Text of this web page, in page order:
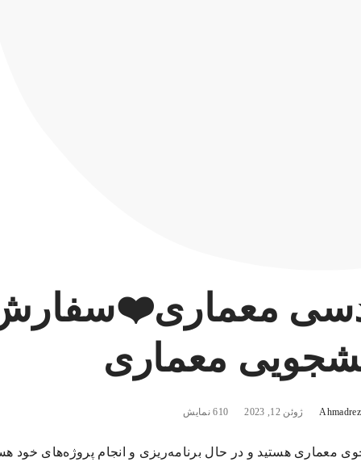
معماری
ژوئن 12, 2023 610 نمایش
معماری هستید و در حال برنامه‌ریزی و انجام پروژه‌های خود